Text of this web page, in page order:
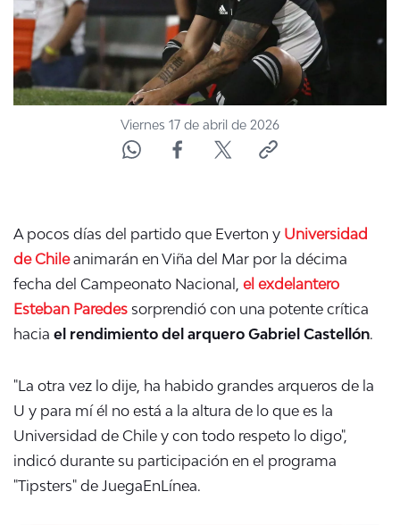
Viernes 17 de abril de 2026
A pocos días del partido que Everton y Universidad
de Chileanimarán en Viña del Mar por la décima
fecha del Campeonato Nacional, el exdelantero
Esteban Paredes sorprendió con una potente crítica
hacia el rendimiento del arquero Gabriel Castellón.
"La otra vez lo dije, ha habido grandes arqueros de la
U y para mí él no está a la altura de lo que es la
Universidad de Chile y con todo respeto lo digo",
indicó durante su participación en el programa
"Tipsters" de JuegaEnLínea.